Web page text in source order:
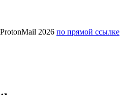
2026 по прямой ссылке